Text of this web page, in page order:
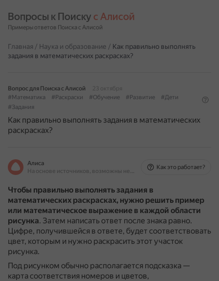
Вопросы к Поиску с Алисой
Примеры ответов Поиска с Алисой
Главная / Наука и образование / Как правильно выполнять
задания в математических раскрасках?
Вопрос для Поиска с Алисой
23 октября
#Математика
#Раскраски #Обучение #Развитие
#Дети
#Задания
Как правильно выполнять задания в математических
раскрасках?
Алиса
На основе источников, возможны неточности
Как это работает?
Чтобы правильно выполнять задания в
математических раскрасках, нужно решить пример
или математическое выражение в каждой области
рисунка. Затем написать ответ после знака равно.
Цифре, получившейся в ответе, будет соответствовать
цвет, которым и нужно раскрасить этот участок
рисунка.
Под рисунком обычно располагается подсказка —
карта соответствия номеров и цветов,